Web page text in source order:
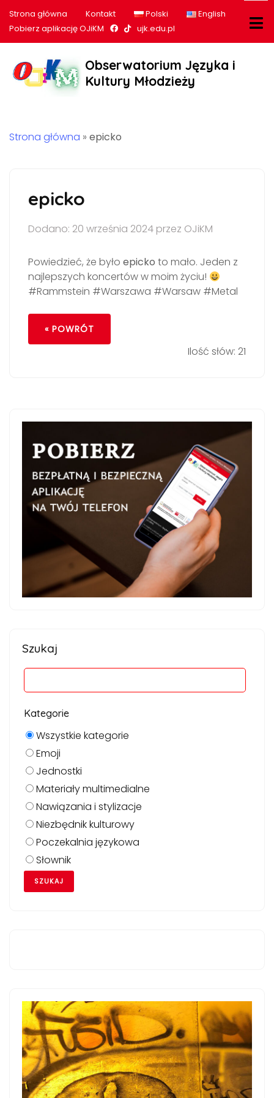
Strona główna Kontakt Polski
English
Pobierz aplikację OJiKM
Nasz profil na Facebook
Nasz profil na tiktok
ujk.edu.pl
Obserwatorium Języka i
Kultury Młodzieży
Strona główna » epicko
epicko
Dodano: 20 września 2024 przez OJiKM
Powiedzieć, że było epicko to mało. Jeden z
najlepszych koncertów w moim życiu!
#Rammstein #Warszawa #Warsaw #Metal
« POWRÓT
Ilość słów: 21
Szukaj
Kategorie
Wszystkie kategorie
Emoji
Jednostki
Materiały multimedialne
Nawiązania i stylizacje
Niezbędnik kulturowy
Poczekalnia językowa
Słownik